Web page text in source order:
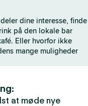
dine interesse, finde
på den lokale bar
Eller hvorfor ikke
mange muligheder
at møde nye